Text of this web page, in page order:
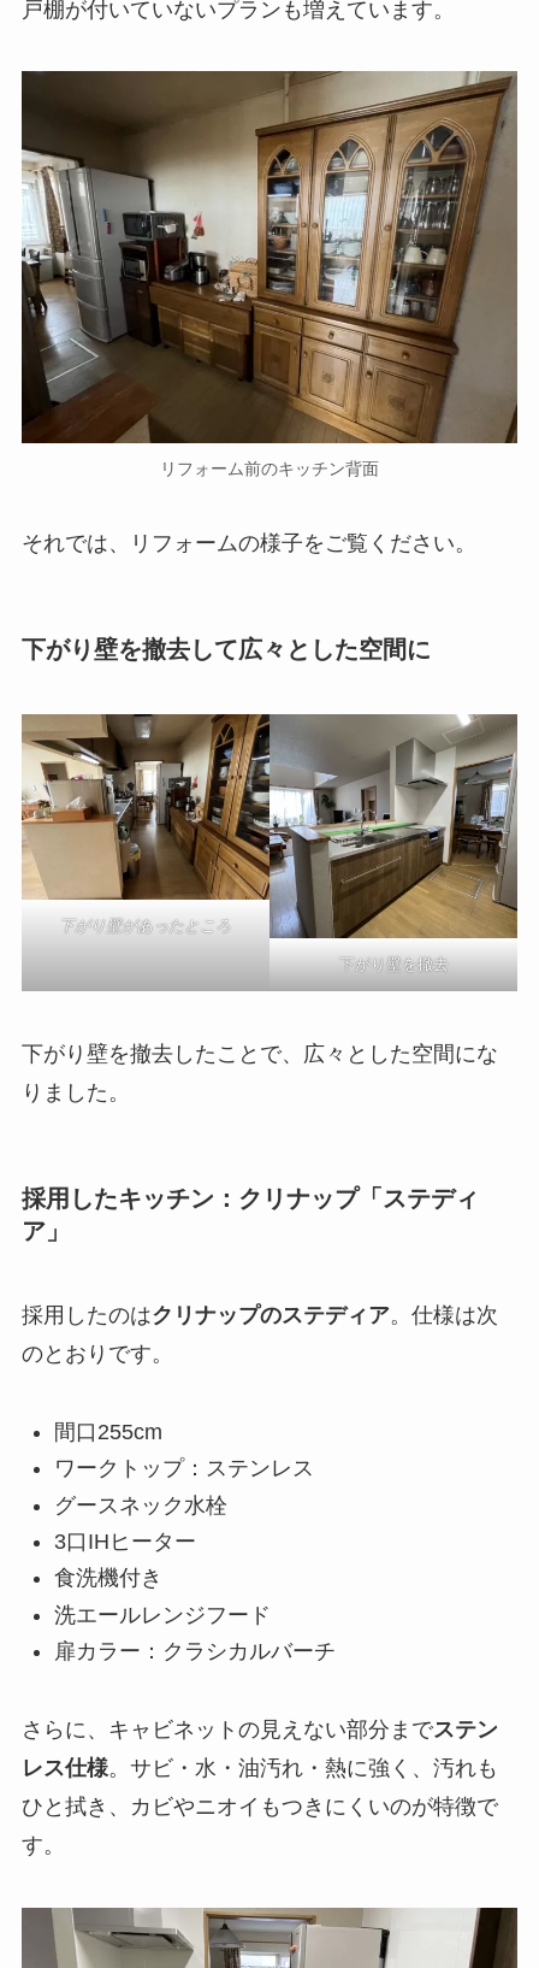
戸棚が付いていないプランも増えています。
リフォーム前のキッチン背面
それでは、リフォームの様子をご覧ください。
下がり壁を撤去して広々とした空間に
下がり壁があったところ
下がり壁を撤去
下がり壁を撤去したことで、広々とした空間にな
りました。
採用したキッチン：クリナップ「ステディ
ア」
採用したのはクリナップのステディア。仕様は次
のとおりです。
間口255cm
ワークトップ：ステンレス
グースネック水栓
3口IHヒーター
食洗機付き
洗エールレンジフード
扉カラー：クラシカルバーチ
さらに、キャビネットの見えない部分までステン
レス仕様。サビ・水・油汚れ・熱に強く、汚れも
ひと拭き、カビやニオイもつきにくいのが特徴で
す。